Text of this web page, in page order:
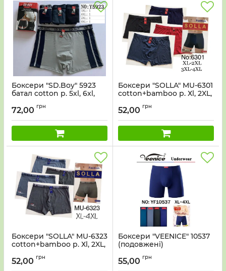
Боксери "SD.Boy" 5923
батал cotton р. 5хl, 6xl,
72,00 грн
Боксери "SOLLA" MU-6301
cotton+bamboo р. Хl, 2XL,
52,00 грн
Боксери "SOLLA" MU-6323
cotton+bamboo р. Хl, 2XL,
52,00 грн
Боксери "VEENICE" 10537
(подовжені)
3XL, 4XL -ростовка 8 шт
55,00 грн